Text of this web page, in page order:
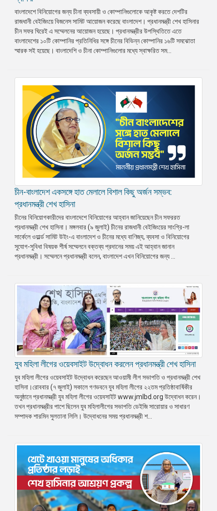
বাংলাদেশে বিনিয়োগের জন্য চীনা ব্যবসায়ী ও কোম্পানিগুলোকে আকৃষ্ট করতে দেশটির
রাজধানী বেইজিংয়ে বিজনেস সামিট আয়োজন করেছে বাংলাদেশ। প্রধানমন্ত্রী শেখ হাসিনার
চীন সফর ঘিরেই এ সম্মেলনের আয়োজন হয়েছে। প্রধানমন্ত্রীর উপস্থিতিতে এতে
বাংলাদেশের ১০টি কোম্পানির প্রতিনিধির সঙ্গে চীনের বিভিন্ন কোম্পানির ১৬টি সমঝোতা
স্মারক সই হয়েছে। বাংলাদেশি ও চীনা কোম্পানিগুলোর মধ্যে স্বাক্ষরিত সম...
চীন-বাংলাদেশ একসঙ্গে হাত মেলালে বিশাল কিছু অর্জন সম্ভব:
প্রধানমন্ত্রী শেখ হাসিনা
চীনের বিনিয়োগকারীদের বাংলাদেশে বিনিয়োগের আহ্বান জানিয়েছেন চীন সফররত
প্রধানমন্ত্রী শেখ হাসিনা। মঙ্গলবার (৯ জুলাই) চীনের রাজধানী বেইজিংয়ের সাংগ্রি-লা
সার্কেলে ওয়ার্ল্ড সামিট উইং-এ বাংলাদেশ ও চীনের মধ্যে বাণিজ্য, ব্যবসা ও বিনিয়োগের
সুযোগ-সুবিধা বিষয়ক শীর্ষ সম্মেলনে বক্তব্য প্রদানের সময় এই আহ্বান জানান
প্রধানমন্ত্রী। সম্মেলনে প্রধানমন্ত্রী বলেন, বাংলাদেশ এখন বিনিয়োগের জন্য ...
যুব মহিলা লীগের ওয়েবসাইট উদ্বোধন করলেন প্রধানমন্ত্রী শেখ হাসিনা
যুব মহিলা লীগের ওয়েবসাইট উদ্বোধন করেছেন আওয়ামী লীগ সভাপতি ও প্রধানমন্ত্রী শেখ
হাসিনা।রোববার (৭ জুলাই) সকালে গণভবনে যুব মহিলা লীগের ২২তম প্রতিষ্ঠাবার্ষিকীর
অনুষ্ঠানে প্রধানমন্ত্রী যুব মহিলা লীগের ওয়েবসাইট www.jmlbd.org উদ্বোধন করেন।
তখন প্রধানমন্ত্রীর পাশে ছিলেন যুব মহিলালীগের সভাপতি ডেইজি সারোয়ার ও সাধারণ
সম্পাদক শারমিন সুলতানা লিলি। উদ্বোধনের সময় প্রধানমন্ত্রী শ...